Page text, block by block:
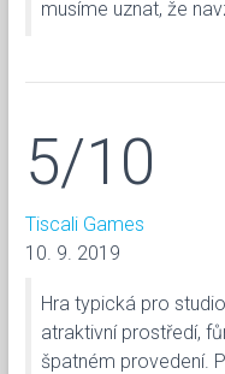
musíme uznat, že
5/10
Tiscali Games
10. 9. 2019
Hra typická pro
atraktivní prostředí,
špatném provedení.